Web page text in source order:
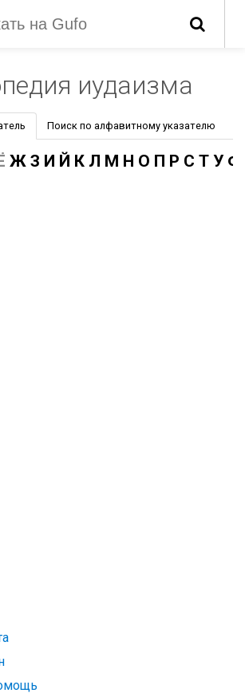
иудаизма
Поиск по алфавитному указателю
Ж З И Й К Л М Н О П Р С Т У Ф